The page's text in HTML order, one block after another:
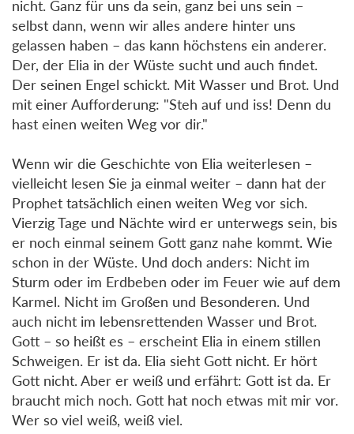
nicht. Ganz für uns da sein, ganz bei uns sein –
selbst dann, wenn wir alles andere hinter uns
gelassen haben – das kann höchstens ein anderer.
Der, der Elia in der Wüste sucht und auch findet.
Der seinen Engel schickt. Mit Wasser und Brot. Und
mit einer Aufforderung: "Steh auf und iss! Denn du
hast einen weiten Weg vor dir."
Wenn wir die Geschichte von Elia weiterlesen –
vielleicht lesen Sie ja einmal weiter – dann hat der
Prophet tatsächlich einen weiten Weg vor sich.
Vierzig Tage und Nächte wird er unterwegs sein, bis
er noch einmal seinem Gott ganz nahe kommt. Wie
schon in der Wüste. Und doch anders: Nicht im
Sturm oder im Erdbeben oder im Feuer wie auf dem
Karmel. Nicht im Großen und Besonderen. Und
auch nicht im lebensrettenden Wasser und Brot.
Gott – so heißt es – erscheint Elia in einem stillen
Schweigen. Er ist da. Elia sieht Gott nicht. Er hört
Gott nicht. Aber er weiß und erfährt: Gott ist da. Er
braucht mich noch. Gott hat noch etwas mit mir vor.
Wer so viel weiß, weiß viel.